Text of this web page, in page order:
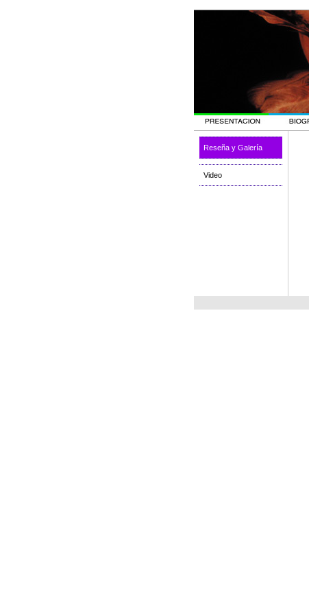
Reseña y Galería
Video